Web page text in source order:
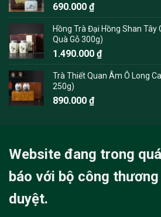
690.000 ₫
Hồng Trà Đại Hồng Shan Tây
Quà Gỗ 300g)
1.490.000 ₫
Trà Thiết Quan Âm Ô Long
250g)
890.000 ₫
Website đang trong
báo với bộ công
duyệt.